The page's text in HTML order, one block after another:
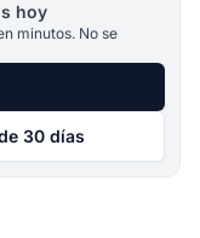
hoy
minutos. No se
30 días